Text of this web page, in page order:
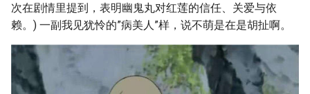
次在剧情里提到，表明幽鬼丸对红莲的信任、关爱与依
赖。) 一副我见犹怜的”病美人”样，说不萌是在是胡扯啊。